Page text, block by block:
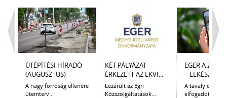
ÚTÉPÍTÉSI HÍRADÓ
(AUGUSZTUS)
A nagy forróság ellenére
ütemterv...
KÉT PÁLYÁZAT
ÉRKEZETT AZ EKVI...
Lezárult az Egri
Közszolgáltatások...
EGER A
– ELKÉSZÜLT
A tavaly
elfogadott